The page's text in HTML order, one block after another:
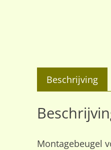
Beschrijving
Montagebeugel